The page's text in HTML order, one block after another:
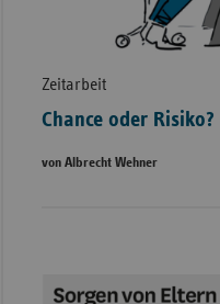
Zeitarbeit
Chance oder Risiko?
von Albrecht Wehner